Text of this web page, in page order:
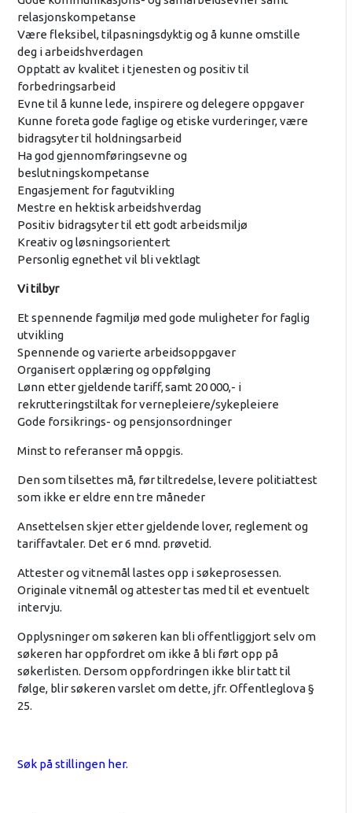
relasjonskompetanse
Være fleksibel, tilpasningsdyktig og å kunne omstille
deg i arbeidshverdagen
Opptatt av kvalitet i tjenesten og positiv til
forbedringsarbeid
Evne til å kunne lede, inspirere og delegere oppgaver
Kunne foreta gode faglige og etiske vurderinger, være
bidragsyter til holdningsarbeid
Ha god gjennomføringsevne og
beslutningskompetanse
Engasjement for fagutvikling
Mestre en hektisk arbeidshverdag
Positiv bidragsyter til ett godt arbeidsmiljø
Kreativ og løsningsorientert
Personlig egnethet vil bli vektlagt
Vi tilbyr
Et spennende fagmiljø med gode muligheter for faglig
utvikling
Spennende og varierte arbeidsoppgaver
Organisert opplæring og oppfølging
Lønn etter gjeldende tariff, samt 20 000,- i
rekrutteringstiltak for vernepleiere/sykepleiere
Gode forsikrings- og pensjonsordninger
Minst to referanser må oppgis.
Den som tilsettes må, før tiltredelse, levere politiattest
som ikke er eldre enn tre måneder
Ansettelsen skjer etter gjeldende lover, reglement og
tariffavtaler. Det er 6 mnd. prøvetid.
Attester og vitnemål lastes opp i søkeprosessen.
Originale vitnemål og attester tas med til et eventuelt
intervju.
Opplysninger om søkeren kan bli offentliggjort selv om
søkeren har oppfordret om ikke å bli ført opp på
søkerlisten. Dersom oppfordringen ikke blir tatt til
følge, blir søkeren varslet om dette, jfr. Offentleglova §
25.
Søk på stillingen her.